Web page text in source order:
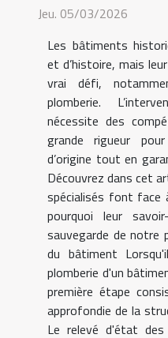
Jeu. 05/03/2026
Les bâtiments
et d’histoire, mais
vrai défi,
plomberie.
nécessite des
grande rigueur
d’origine tout en
Découvrez dans cet
spécialisés font face
pourquoi leur
sauvegarde de notre
du bâtiment
plomberie d'un
première étape
approfondie de la
Le relevé d'état des